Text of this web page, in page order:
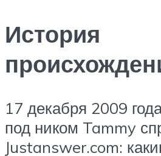
История
17 декабря 2009
под ником Tammy
Justanswer.com: